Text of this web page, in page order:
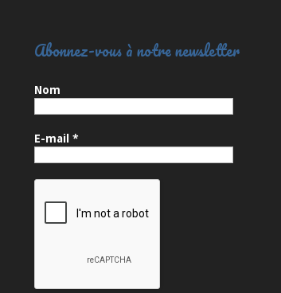
Abonnez-vous à notre newsletter
Nom
E-mail*